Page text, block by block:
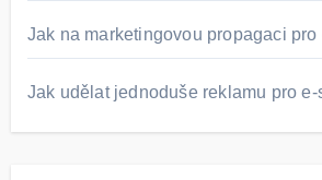
Jak na marketingovou propagaci pro
Jak udělat jednoduše reklamu pro e-